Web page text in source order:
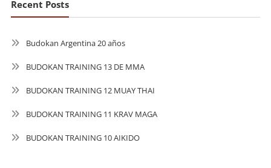
Recent Posts
Budokan Argentina 20 años
BUDOKAN TRAINING 13 DE MMA
BUDOKAN TRAINING 12 MUAY THAI
BUDOKAN TRAINING 11 KRAV MAGA
BUDOKAN TRAINING 10 AIKIDO